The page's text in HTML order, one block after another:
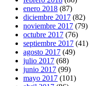
enero 2018 (87)
diciembre 2017 (82)
noviembre 2017 (79)
octubre 2017 (76)
septiembre 2017 (41)
agosto 2017 (49)
julio 2017 (68)
junio 2017 (99)
mayo 2017 (101)